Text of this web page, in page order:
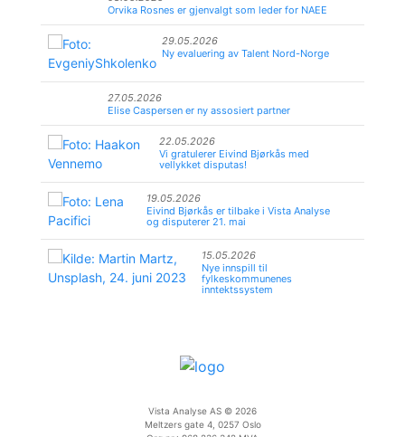
Orvika Rosnes er gjenvalgt som leder for NAEE
29.05.2026
Ny evaluering av Talent Nord-Norge
27.05.2026
Elise Caspersen er ny assosiert partner
22.05.2026
Vi gratulerer Eivind Bjørkås med
vellykket disputas!
19.05.2026
Eivind Bjørkås er tilbake i Vista Analyse
og disputerer 21. mai
15.05.2026
Nye innspill til
fylkeskommunenes
inntektssystem
Vista Analyse AS © 2026
Meltzers gate 4, 0257 Oslo